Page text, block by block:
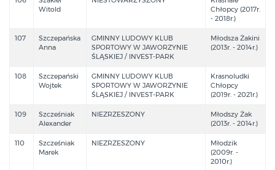
Witold
Chłopcy (2017r.
- 2018r.)
107
Szczepańska
Anna
GMINNY LUDOWY KLUB
SPORTOWY W JAWORZYNIE
ŚLĄSKIEJ / INVEST-PARK
Młodsza Żakini
(2013r. - 2014r.)
108
Szczepański
Wojtek
GMINNY LUDOWY KLUB
SPORTOWY W JAWORZYNIE
ŚLĄSKIEJ / INVEST-PARK
Krasnoludki
Chłopcy
(2019r. - 2021r.)
109
Szcześniak
Alexander
NIEZRZESZONY
Młodszy Żak
(2013r. - 2014r.)
110
Szcześniak
Marek
NIEZRZESZONY
Młodzik
(2009r. -
2010r.)